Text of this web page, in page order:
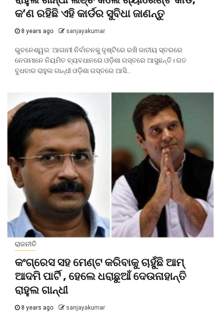
କ’ଣ ରହିଛି ଏହି କାର୍ଡର ସୁବିଧା ଜାଣନ୍ତୁ
8 years ago sanjayakumar
ଭୁବନେଶ୍ୱର: ଆଗାମୀ ନିର୍ବାଚନକୁ ଦୃଷ୍ଟିରେ ରଖି ଜାତୀୟ ସ୍ତରରେ
ନେତାମାନେ ନିୟମିତ ବ୍ୟବଧାନରେ ଓଡ଼ିଶା ଗସ୍ତରେ ଆସୁଛନ୍ତି। ଗତ
ବୁଧବାର ରାହୁଲ ଗାନ୍ଧୀ ଓଡ଼ିଶା ଗସ୍ତରେ ଆସି...
ରାଜନୀତି
କଂଗ୍ରେସ ସହ ମେଣ୍ଟ କରିବାକୁ ଚାହୁଁଛି ଆମ୍‌
ଆଦମି ପାର୍ଟି , ହେଲେ ଧରାଛୁଆଁ ଦେଉନାହାନ୍ତି
ରାହୁଲ ଗାନ୍ଧୀ
8 years ago sanjayakumar